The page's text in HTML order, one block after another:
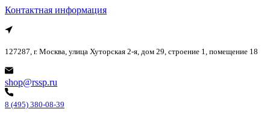
Контактная информация
127287, г. Москва, улица Хуторская 2-я, дом 29, строение 1, помещение 18
shop@rssp.ru
8 (495) 380-08-39